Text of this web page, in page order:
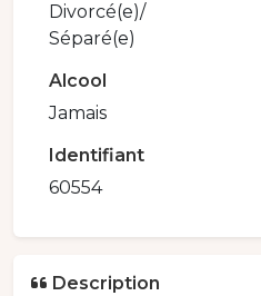
Divorcé(e)/
Séparé(e)
Alcool
Jamais
Identifiant
60554
Description